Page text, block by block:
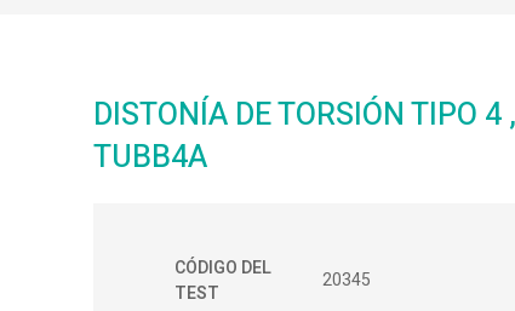
DISTONÍA DE TORSIÓN TIPO
TUBB4A
CÓDIGO DEL
TEST
20345